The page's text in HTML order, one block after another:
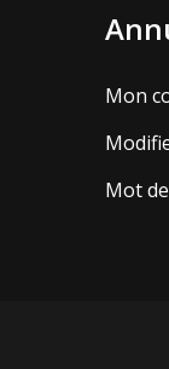
Mon
Mot